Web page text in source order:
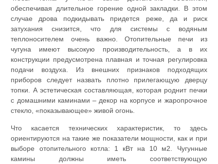
обеспечивая длительное горение одной закладки. В этом
случае дрова подкидывать придется реже, да и риск
затухания снизится, что для системы с водяным
теплоносителем очень важно. Отопительные печи из
чугуна имеют высокую производительность, а в их
конструкции предусмотрена плавная и точная регулировка
подачи воздуха. Из внешних признаков подходящих
приборов следует назвать плотно прилегающую дверцу
топки. А эстетическая составляющая, которая роднит печки
с домашними каминами – декор на корпусе и жаропрочное
стекло, «показывающее» живой огонь.
Что касается технических характеристик, то здесь
ориентируются на такие же показатели мощности, как и при
выборе отопительного котла: 1 кВт на 10 м2. Чугунные
камины должны иметь соответствующую